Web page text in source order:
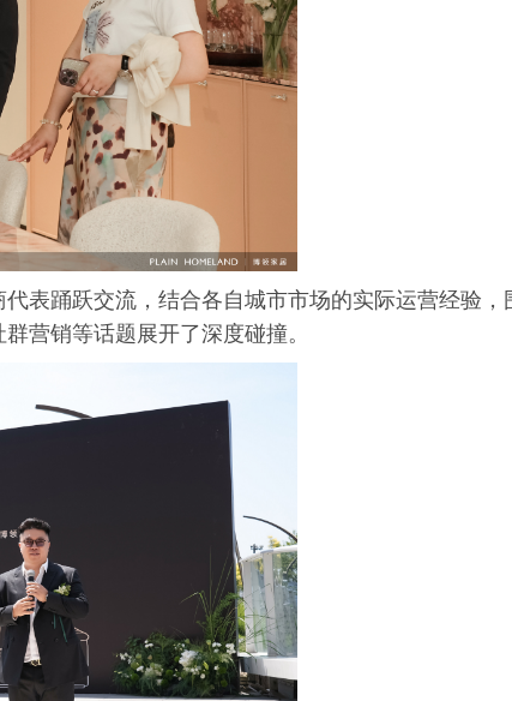
表踊跃交流，结合各自城市市场的实际运营经验，
营销等话题展开了深度碰撞。